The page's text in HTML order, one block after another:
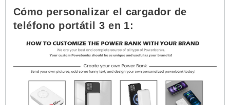
Cómo personalizar el cargador de
teléfono portátil 3 en 1: